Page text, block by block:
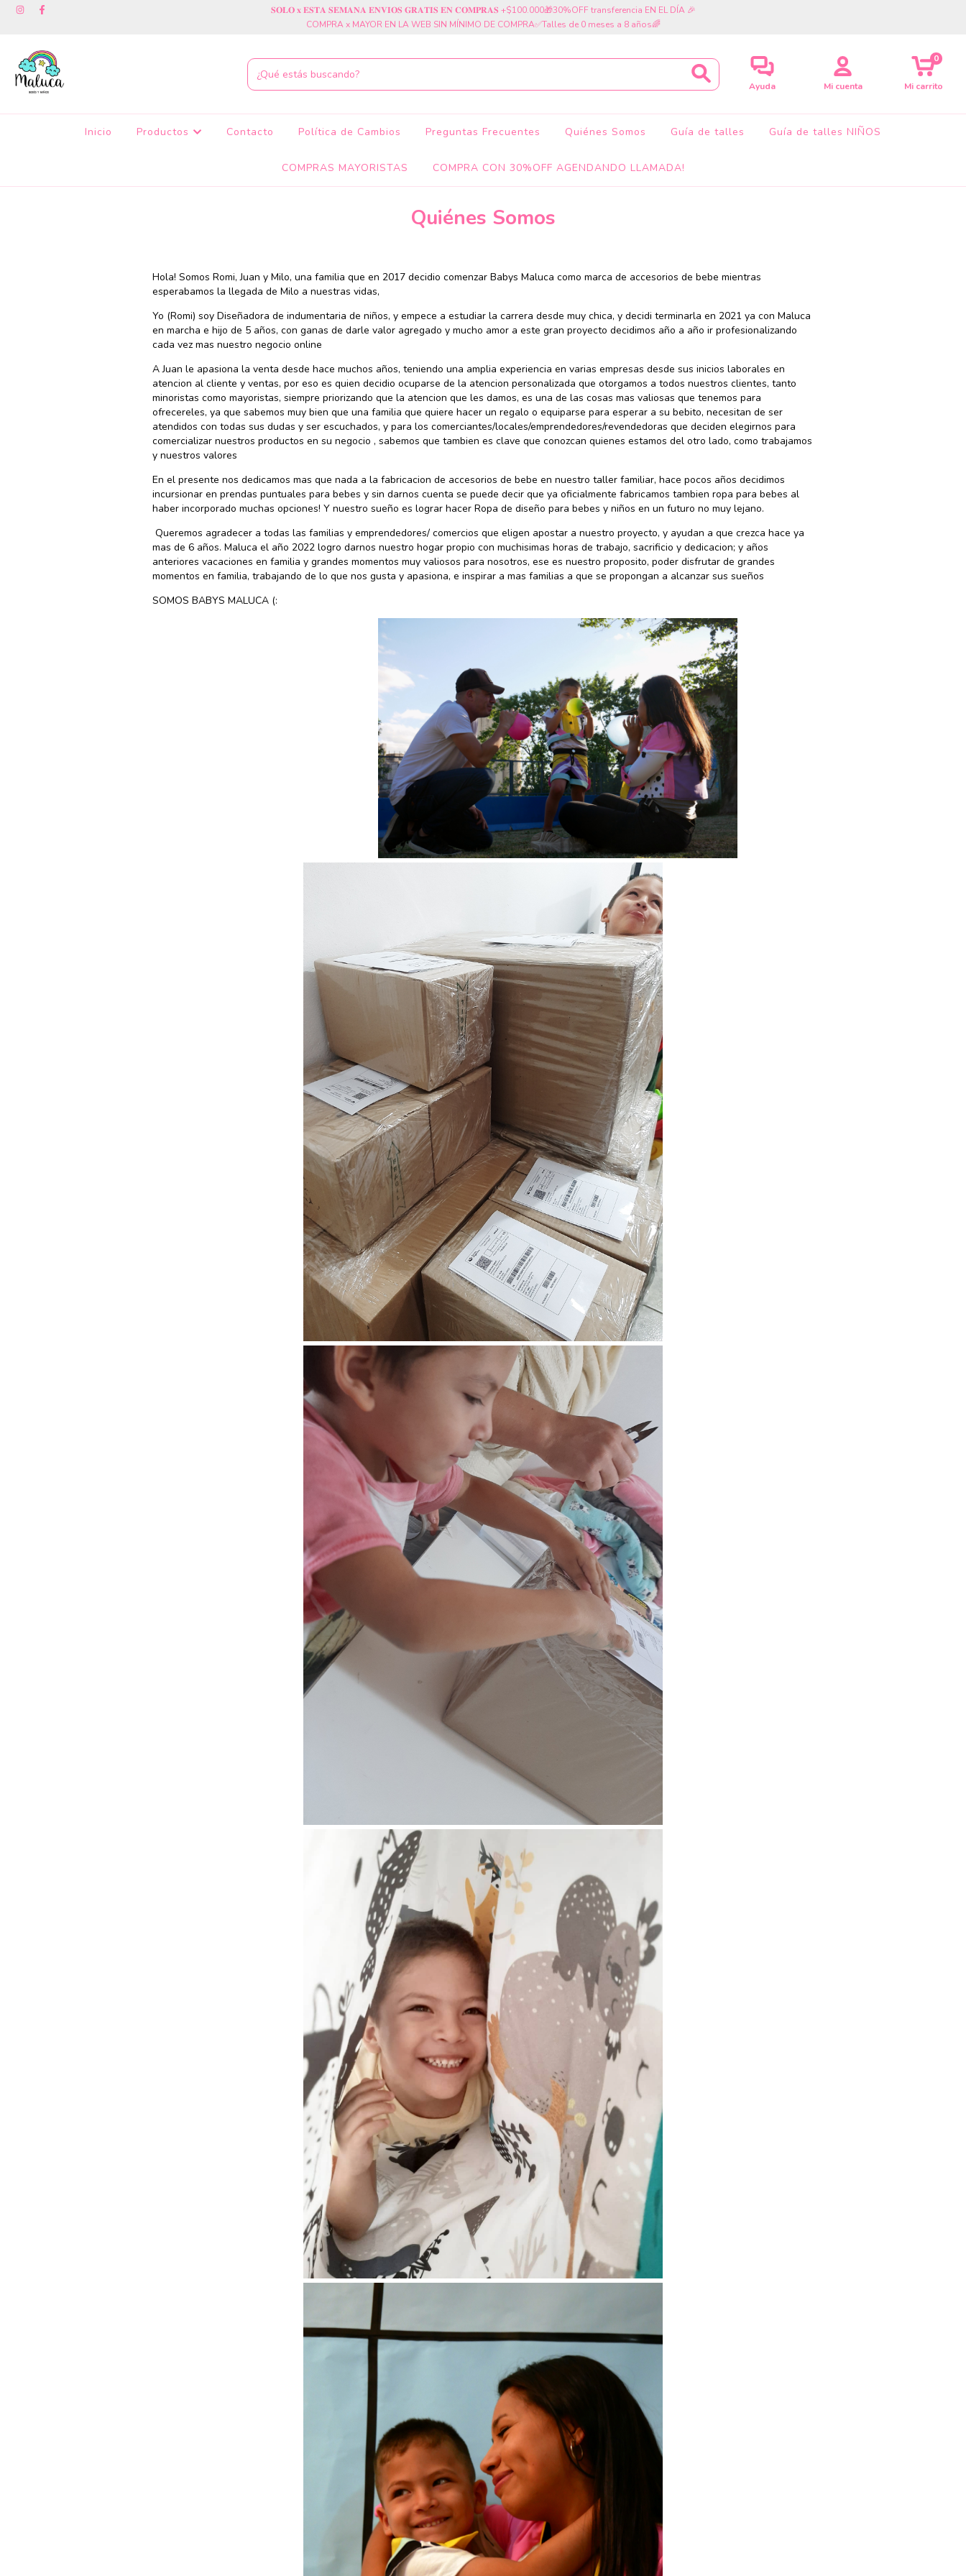
𝐒𝐎𝐋𝐎 𝐱 𝐄𝐒𝐓𝐀 𝐒𝐄𝐌𝐀𝐍𝐀 𝐄𝐍𝐕𝐈𝐎𝐒 𝐆𝐑𝐀𝐓𝐈𝐒 𝐄𝐍 𝐂𝐎𝐌𝐏𝐑𝐀𝐒 +$100.000🎁30%OFF transferencia EN EL DÍA 🎉
COMPRA x MAYOR EN LA WEB SIN MÍNIMO DE COMPRA✅Talles de 0 meses a 8 años🌈
Ayuda Mi cuenta Mi carrito
0
Inicio Productos Contacto Política de Cambios Preguntas Frecuentes Quiénes Somos Guía de talles Guía de talles NIÑOS
COMPRAS MAYORISTAS COMPRA CON 30%OFF AGENDANDO LLAMADA!
Quiénes Somos
Hola! Somos Romi, Juan y Milo, una familia que en 2017 decidio comenzar Babys Maluca como marca de accesorios de bebe mientras
esperabamos la llegada de Milo a nuestras vidas,
Yo (Romi) soy Diseñadora de indumentaria de niños, y empece a estudiar la carrera desde muy chica, y decidi terminarla en 2021 ya con Maluca
en marcha e hijo de 5 años, con ganas de darle valor agregado y mucho amor a este gran proyecto decidimos año a año ir profesionalizando
cada vez mas nuestro negocio online
A Juan le apasiona la venta desde hace muchos años, teniendo una amplia experiencia en varias empresas desde sus inicios laborales en
atencion al cliente y ventas, por eso es quien decidio ocuparse de la atencion personalizada que otorgamos a todos nuestros clientes, tanto
minoristas como mayoristas, siempre priorizando que la atencion que les damos, es una de las cosas mas valiosas que tenemos para
ofrecereles, ya que sabemos muy bien que una familia que quiere hacer un regalo o equiparse para esperar a su bebito, necesitan de ser
atendidos con todas sus dudas y ser escuchados, y para los comerciantes/locales/emprendedores/revendedoras que deciden elegirnos para
comercializar nuestros productos en su negocio , sabemos que tambien es clave que conozcan quienes estamos del otro lado, como trabajamos
y nuestros valores
En el presente nos dedicamos mas que nada a la fabricacion de accesorios de bebe en nuestro taller familiar, hace pocos años decidimos
incursionar en prendas puntuales para bebes y sin darnos cuenta se puede decir que ya oficialmente fabricamos tambien ropa para bebes al
haber incorporado muchas opciones! Y nuestro sueño es lograr hacer Ropa de diseño para bebes y niños en un futuro no muy lejano.
Queremos agradecer a todas las familias y emprendedores/ comercios que eligen apostar a nuestro proyecto, y ayudan a que crezca hace ya
mas de 6 años. Maluca el año 2022 logro darnos nuestro hogar propio con muchisimas horas de trabajo, sacrificio y dedicacion; y años
anteriores vacaciones en familia y grandes momentos muy valiosos para nosotros, ese es nuestro proposito, poder disfrutar de grandes
momentos en familia, trabajando de lo que nos gusta y apasiona, e inspirar a mas familias a que se propongan a alcanzar sus sueños
SOMOS BABYS MALUCA (: